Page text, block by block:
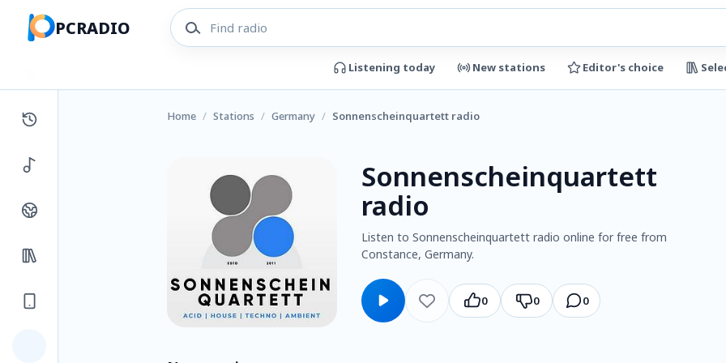
PCRADIO
Listening today New stations Editor's choice
Home / Stations / Germany / Sonnenscheinquartett radio
Sonnenscheinquartett
radio
Listen to Sonnenscheinquartett radio online for free from
Constance, Germany.
0 0 0